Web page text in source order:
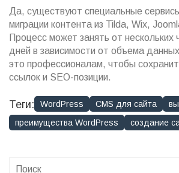
Да, существуют специальные
миграции контента из Tilda, Wix,
Процесс может занять от нескольких
дней в зависимости от объема
это профессионалам, чтобы
ссылок и SEO-позиции.
Теги: WordPress CMS для сайта
преимущества WordPress
создание